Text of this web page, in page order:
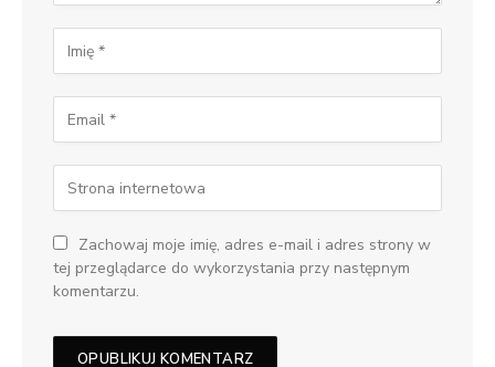
Zachowaj moje imię, adres e-mail i adres strony w
tej przeglądarce do wykorzystania przy następnym
komentarzu.